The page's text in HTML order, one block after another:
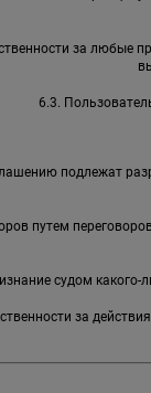
за любые
6.3.
подлежат
путем
судом какого-
за